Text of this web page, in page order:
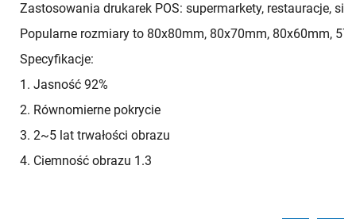
Zastosowania drukarek POS: supermarkety, restauracje,
Popularne rozmiary to 80x80mm, 80x70mm, 80x60mm,
Specyfikacje:
1. Jasność 92%
2. Równomierne pokrycie
3. 2~5 lat trwałości obrazu
4. Ciemność obrazu 1.3